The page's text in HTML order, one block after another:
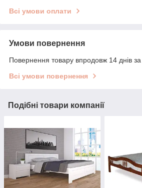
Всі умови оплати
Умови повернення
Повернення товару впродовж 14 днів
Всі умови повернення
Подібні товари компанії